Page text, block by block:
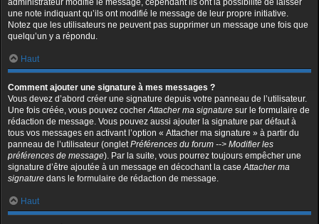
administrateur modifie le message, cependant ils ont la possibilité de laisser
une note indiquant qu’ils ont modifié le message de leur propre initiative.
Notez que les utilisateurs ne peuvent pas supprimer un message une fois que
quelqu’un y a répondu.
Haut
Comment ajouter une signature à mes messages ?
Vous devez d’abord créer une signature depuis votre panneau de l’utilisateur.
Une fois créée, vous pouvez cocherAttacher ma signature sur le formulaire de
rédaction de message. Vous pouvez aussi ajouter la signature par défaut à
tous vos messages en activant l’option « Attacher ma signature » à partir du
panneau de l’utilisateur (ongletPréférences du forum --> Modifier les
préférences de message). Par la suite, vous pourrez toujours empêcher une
signature d’être ajoutée à un message en décochant la caseAttacher ma
signature dans le formulaire de rédaction de message.
Haut